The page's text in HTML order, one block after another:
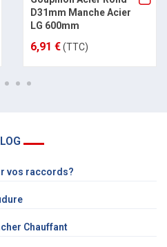
D31mm Manche Acier
LG 600mm
6,91 €(TTC)
vos raccords?
Chauffant